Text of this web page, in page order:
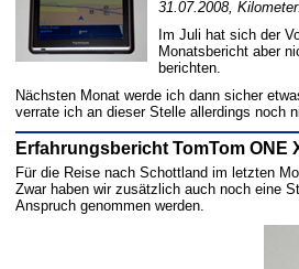
31.07.2008,
Im Juli hat sich der
Monatsbericht aber
berichten.
Nächsten Monat werde ich dann sicher
verrate ich an dieser Stelle allerdings noch
Erfahrungsbericht TomTom ONE
Für die Reise nach Schottland im letzten
Zwar haben wir zusätzlich auch noch eine
Anspruch genommen werden.